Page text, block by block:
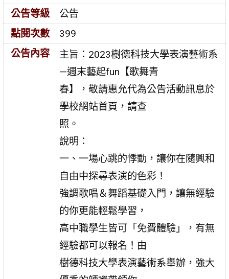
公告等級
公告
點閱次數
399
公告內容
主旨：2023樹德科技大學表演藝術系
—週末藝起fun【歌舞青
春】，敬請惠允代為公告活動訊息於
學校網站首頁，請查
照。
說明：
一、一場心跳的悸動，讓你在隨興和
自由中探尋表演的色彩！
強調歌唱＆舞蹈基礎入門，讓無經驗
的你更能輕鬆學習，
高中職學生皆可「免費體驗」，有無
經驗都可以報名！由
樹德科技大學表演藝術系舉辦，強大